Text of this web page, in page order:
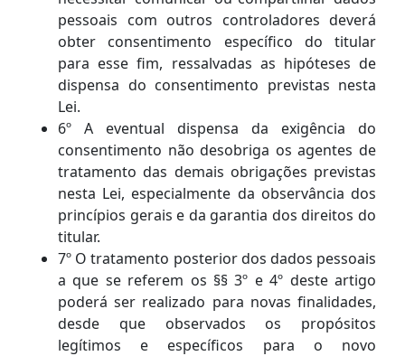
pessoais com outros controladores deverá
obter consentimento específico do titular
para esse fim, ressalvadas as hipóteses de
dispensa do consentimento previstas nesta
Lei.
6º A eventual dispensa da exigência do
consentimento não desobriga os agentes de
tratamento das demais obrigações previstas
nesta Lei, especialmente da observância dos
princípios gerais e da garantia dos direitos do
titular.
7º O tratamento posterior dos dados pessoais
a que se referem os §§ 3º e 4º deste artigo
poderá ser realizado para novas finalidades,
desde que observados os propósitos
legítimos e específicos para o novo